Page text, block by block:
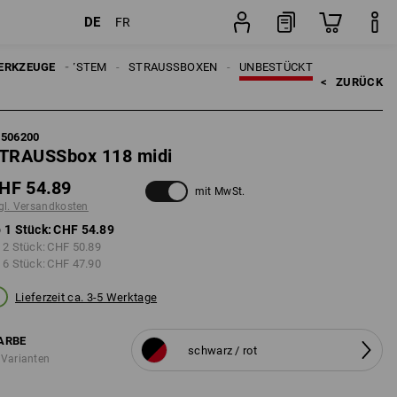
DE FR
UNBESTÜCKT
STRAUSSBOXEN
SYSTEM
< ZURÜCK
118 midi
54.89
Versandkosten
mit MwSt.
1 Stück: CHF 54.89
2 Stück: CHF 50.89
6 Stück: CHF 47.90
Lieferzeit ca. 3-5 Werktage
schwarz / rot